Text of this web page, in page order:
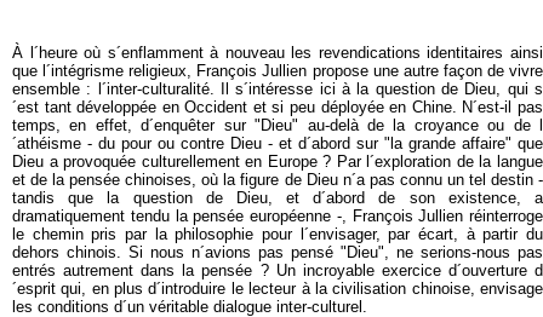
À l´heure où s´enflamment à nouveau les revendications identitaires ainsi
que l´intégrisme religieux, François Jullien propose une autre façon de vivre
ensemble : l´inter-culturalité. Il s´intéresse ici à la question de Dieu, qui s
´est tant développée en Occident et si peu déployée en Chine. N´est-il pas
temps, en effet, d´enquêter sur "Dieu" au-delà de la croyance ou de l
´athéisme - du pour ou contre Dieu - et d´abord sur "la grande affaire" que
Dieu a provoquée culturellement en Europe ? Par l´exploration de la langue
et de la pensée chinoises, où la figure de Dieu n´a pas connu un tel destin -
tandis que la question de Dieu, et d´abord de son existence, a
dramatiquement tendu la pensée européenne -, François Jullien réinterroge
le chemin pris par la philosophie pour l´envisager, par écart, à partir du
dehors chinois. Si nous n´avions pas pensé "Dieu", ne serions-nous pas
entrés autrement dans la pensée ? Un incroyable exercice d´ouverture d
´esprit qui, en plus d´introduire le lecteur à la civilisation chinoise, envisage
les conditions d´un véritable dialogue inter-culturel.